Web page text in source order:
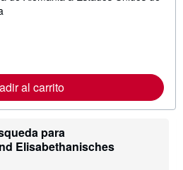
m
i
o
al carrito
para
Elisabethanisches